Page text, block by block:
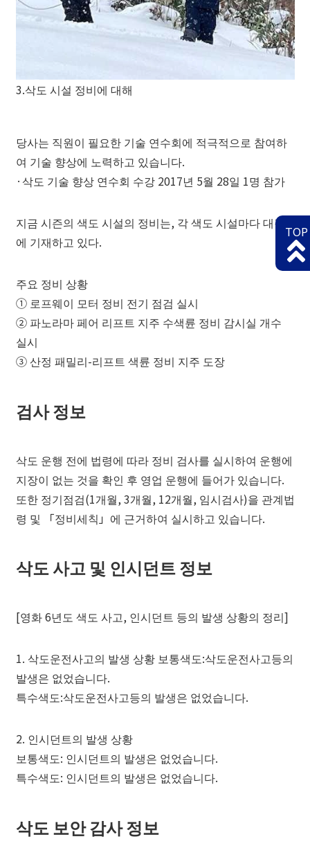
3.삭도 시설 정비에 대해
당사는 직원이 필요한 기술 연수회에 적극적으로 참여하
여 기술 향상에 노력하고 있습니다.
·삭도 기술 향상 연수회 수강 2017년 5월 28일 1명 참가
지금 시즌의 색도 시설의 정비는, 각 색도 시설마다 대장
에 기재하고 있다.
주요 정비 상황
① 로프웨이 모터 정비 전기 점검 실시
② 파노라마 페어 리프트 지주 수색륜 정비 감시실 개수
실시
③ 산정 패밀리-리프트 색륜 정비 지주 도장
검사 정보
삭도 운행 전에 법령에 따라 정비 검사를 실시하여 운행에
지장이 없는 것을 확인 후 영업 운행에 들어가 있습니다.
또한 정기점검(1개월, 3개월, 12개월, 임시검사)을 관계법
령 및 「정비세칙」에 근거하여 실시하고 있습니다.
삭도 사고 및 인시던트 정보
[영화 6년도 색도 사고, 인시던트 등의 발생 상황의 정리]
1. 삭도운전사고의 발생 상황 보통색도:삭도운전사고등의
발생은 없었습니다.
특수색도:삭도운전사고등의 발생은 없었습니다.
2. 인시던트의 발생 상황
보통색도: 인시던트의 발생은 없었습니다.
특수색도: 인시던트의 발생은 없었습니다.
삭도 보안 감사 정보
TOP